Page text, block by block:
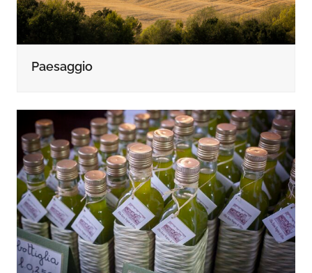
Paesaggio